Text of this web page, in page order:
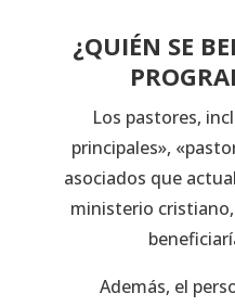
¿QUIÉN SE
Los pastores,
principales»,
asociados que
ministerio
Además, el